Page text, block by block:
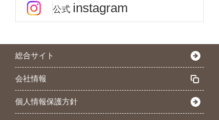
公式 instagram
総合サイト
会社情報
個人情報保護方針